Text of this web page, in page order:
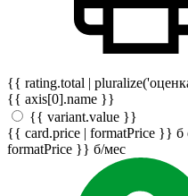
{{ rating.total |
{{ axis[0].name }}
{{ variant.value }}
{{ card.price | formatPrice }} б
formatPrice }} б/мес